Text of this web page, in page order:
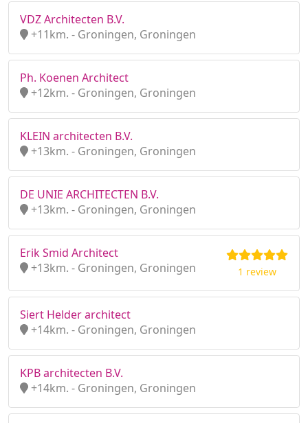
VDZ Architecten B.V.
+11km. - Groningen, Groningen
Ph. Koenen Architect
+12km. - Groningen, Groningen
KLEIN architecten B.V.
+13km. - Groningen, Groningen
DE UNIE ARCHITECTEN B.V.
+13km. - Groningen, Groningen
Erik Smid Architect
+13km. - Groningen, Groningen
1 review
Siert Helder architect
+14km. - Groningen, Groningen
KPB architecten B.V.
+14km. - Groningen, Groningen